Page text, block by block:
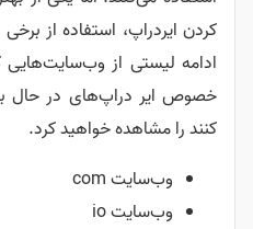
کردن ایردراپ، استفاده از
ادامه لیستی از و‌ب‌سایت‌هایی
خصوص ایر دراپ‌های در حال
کنند را مشاهده خواهید کرد.
وب‌سایت com
وب‌سایت io